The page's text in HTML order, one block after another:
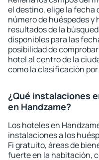
el destino, elige la fecha
número de huéspedes y
resultados de la
disponibles para las
posibilidad de
hotel al centro de la
como la clasificación
¿Qué instalaciones
en Handzame?
Los hoteles en
instalaciones a los
Fi gratuito, áreas de
fuerte en la habitación,